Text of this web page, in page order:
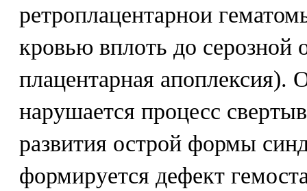
ретроплацентарнои
кровью вплоть до серозной
плацентарная апоплексия).
нарушается процесс
развития острой формы
формируется дефект